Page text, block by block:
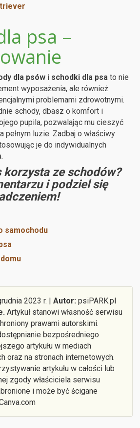
psa –
dla psów i schodki dla psa to nie
wyposażenia, ale również
problemami zdrowotnymi.
schody, dbasz o komfort i
pupila, pozwalając mu cieszyć
pełnym luzie. Zadbaj o właściwy
je do indywidualnych
korzysta ze schodów?
i podziel się
samochodu
2023 r. | Autor: psiPARK.pl
Artykuł stanowi własność serwisu
prawami autorskimi.
bezpośredniego
artykułu w mediach
oraz na stronach internetowych.
artykułu w całości lub
zgody właściciela serwisu
i może być ścigane